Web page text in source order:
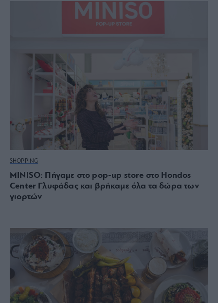
SHOPPING
MINISO: Πήγαμε στο pop-up store στο Hondos
Center Γλυφάδας και βρήκαμε όλα τα δώρα των
γιορτών